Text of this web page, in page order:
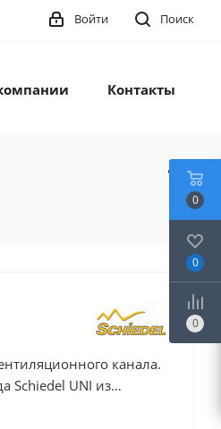
Поиск
Войти
Контакты
канала.
Schiedel UNI из
в зависимости от
0
0
0